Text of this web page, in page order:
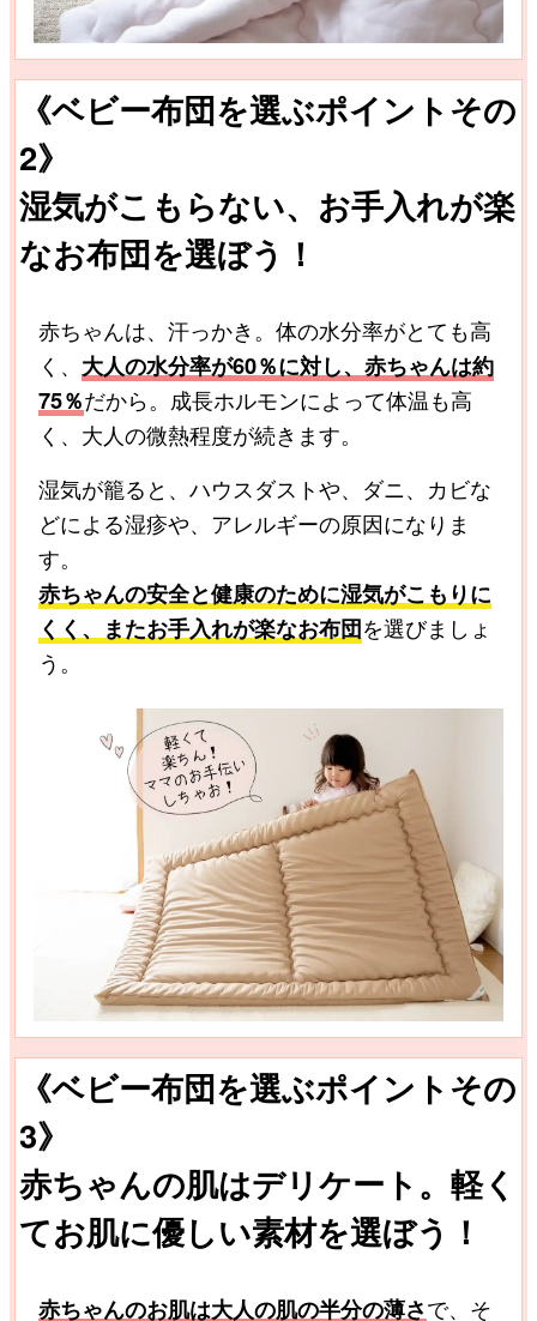
《ベビー布団を選ぶポイントその
2》
湿気がこもらない、お手入れが楽
なお布団を選ぼう！
赤ちゃんは、汗っかき。体の水分率がとても高
く、 大人の水分率が60％に対し、赤ちゃんは約
75％だから。成長ホルモンによって体温も高
く、大人の微熱程度が続きます。
湿気が籠ると、ハウスダストや、ダニ、カビな
どによる湿疹や、アレルギーの原因になりま
す。
赤ちゃんの安全と健康のために湿気がこもりに
くく、またお手入れが楽なお布団を選びましょ
う。
《ベビー布団を選ぶポイントその
3》
赤ちゃんの肌はデリケート。軽く
てお肌に優しい素材を選ぼう！
赤ちゃんのお肌は大人の肌の半分の薄さで、そ